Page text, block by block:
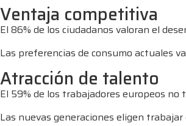
Ventaja competitiva
El 86% de los ciudadanos valoran el
Las preferencias de consumo actuales
Atracción de talento
El 59% de los trabajadores europeos
Las nuevas generaciones eligen